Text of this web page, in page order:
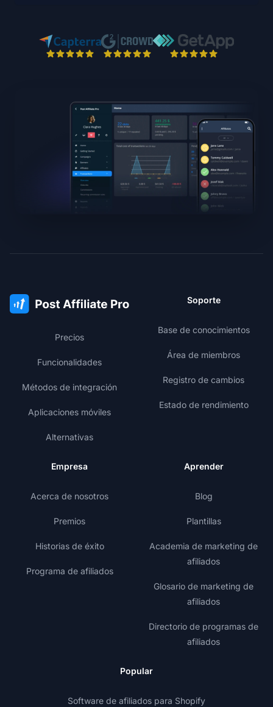
Precios
Funcionalidades
Métodos de integración
Aplicaciones móviles
Alternativas
Soporte
Base de conocimientos
Área de miembros
Registro de cambios
Estado de rendimiento
Empresa
Acerca de nosotros
Premios
Historias de éxito
Programa de afiliados
Aprender
Blog
Plantillas
Academia de marketing de
afiliados
Glosario de marketing de
afiliados
Directorio de programas de
afiliados
Popular
Software de afiliados para Shopify